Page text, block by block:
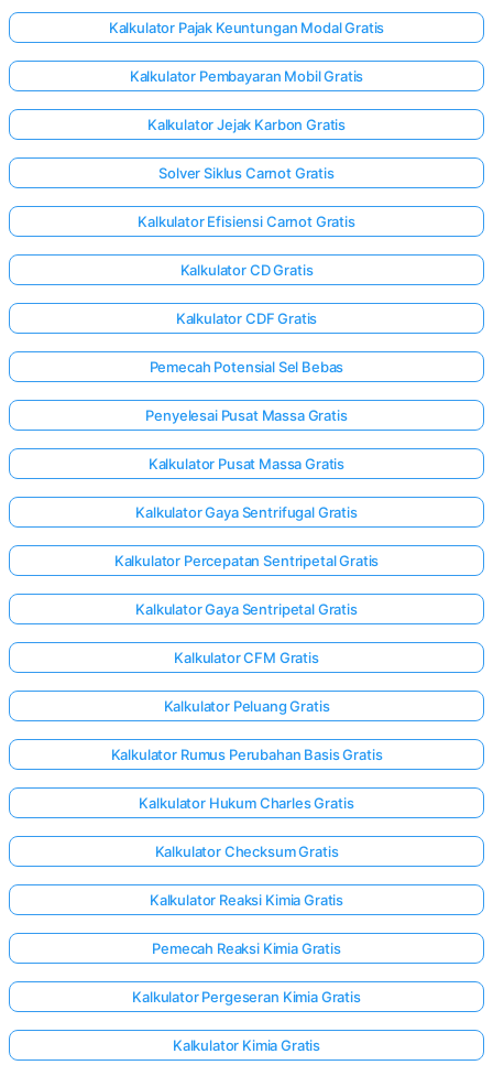
Kalkulator Pajak Keuntungan Modal Gratis
Kalkulator Pembayaran Mobil Gratis
Kalkulator Jejak Karbon Gratis
Solver Siklus Carnot Gratis
Kalkulator Efisiensi Carnot Gratis
Kalkulator CD Gratis
Kalkulator CDF Gratis
Pemecah Potensial Sel Bebas
Penyelesai Pusat Massa Gratis
Kalkulator Pusat Massa Gratis
Kalkulator Gaya Sentrifugal Gratis
Kalkulator Percepatan Sentripetal Gratis
Kalkulator Gaya Sentripetal Gratis
Kalkulator CFM Gratis
Kalkulator Peluang Gratis
Kalkulator Rumus Perubahan Basis Gratis
Kalkulator Hukum Charles Gratis
Kalkulator Checksum Gratis
Kalkulator Reaksi Kimia Gratis
Pemecah Reaksi Kimia Gratis
Kalkulator Pergeseran Kimia Gratis
Kalkulator Kimia Gratis